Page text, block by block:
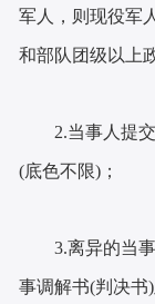
军人，则现役军
和部队团级以上
2.当事人提
(底色不限)；
3.离异的当
事调解书(判决书